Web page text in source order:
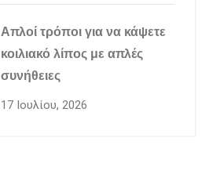
Απλοί τρόποι για να κάψετε
κοιλιακό λίπος με απλές
συνήθειες
17 Ιουλίου, 2026